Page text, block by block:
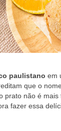
paulistano em
que o
prato não é
fazer essa